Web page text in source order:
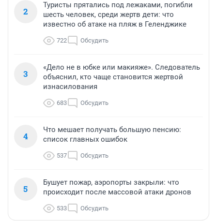
2
Туристы прятались под лежаками, погибли
шесть человек, среди жертв дети: что
известно об атаке на пляж в Геленджике
722 Обсудить
3
«Дело не в юбке или макияже». Следователь
объяснил, кто чаще становится жертвой
изнасилования
683 Обсудить
4
Что мешает получать большую пенсию:
список главных ошибок
537 Обсудить
5
Бушует пожар, аэропорты закрыли: что
происходит после массовой атаки дронов
533 Обсудить